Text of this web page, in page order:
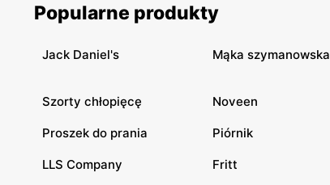
Popularne produkty
Jack Daniel's Mąka szymanowska
Szorty chłopięcę Noveen
Proszek do prania Piórnik
LLS Company Fritt